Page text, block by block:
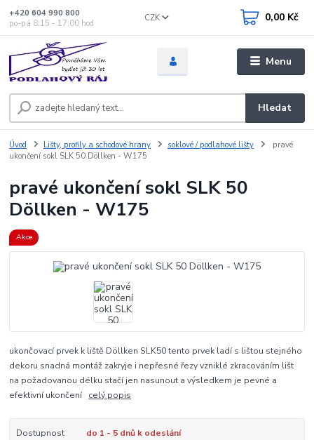
Menu
CZK
Hledat
+420 604 990 800
po-pá 8:15 - 17:00 hod
0,00 Kč
Úvod Lišty, profily a schodové hrany soklové / podlahové lišty
pravé
ukončení sokl SLK 50 Döllken - W175
pravé ukončení sokl SLK 50
Döllken - W175
Akce
ukončovací prvek k liště Döllken SLK50 tento prvek ladí s lištou stejného
dekoru snadná montáž zakryje i nepřesné řezy vzniklé zkracováním lišt
na požadovanou délku stačí jen nasunout a výsledkem je pevné a
efektivní ukončení celý popis
Dostupnost
do 1 - 5 dnů k odeslání